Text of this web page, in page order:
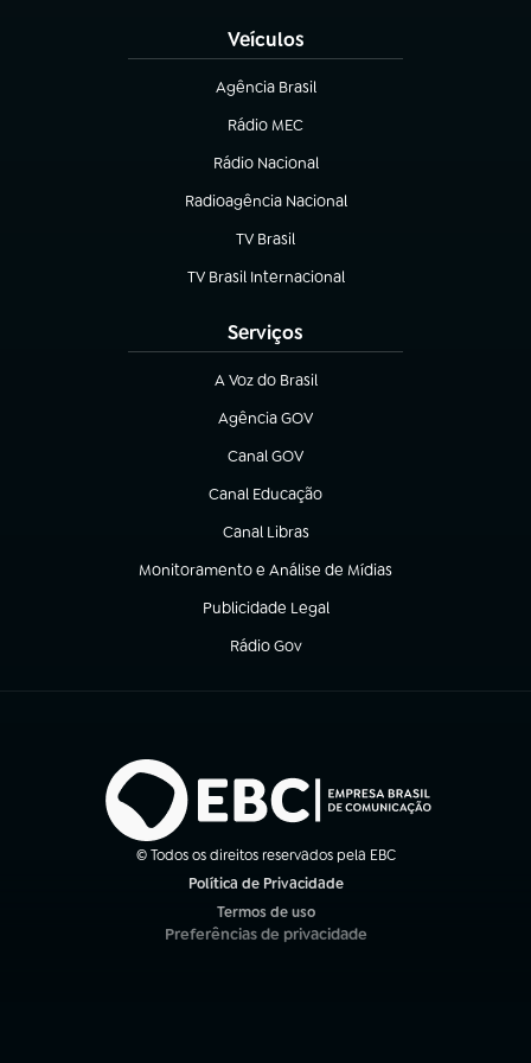
Veículos
Agência Brasil
(abre em nova aba)
Rádio MEC
(abre em nova aba)
Rádio Nacional
Radioagência Nacional
(abre em nova aba)
TV Brasil
(abre em nova aba)
TV Brasil Internacional
(abre em nova aba)
Serviços
A Voz do Brasil
(abre em nova aba)
Agência GOV
(abre em nova aba)
Canal GOV
(abre em nova aba)
Canal Educação
(abre em nova aba)
Canal Libras
(abre em nova aba)
Monitoramento e Análise de Mídias
(abre em nova aba)
Publicidade Legal
(abre em nova aba)
Rádio Gov
(abre em nova aba)
© Todos os direitos reservados pela EBC
Política de Privacidade
Termos de uso
(abre em nova aba)
Preferências de privacidade